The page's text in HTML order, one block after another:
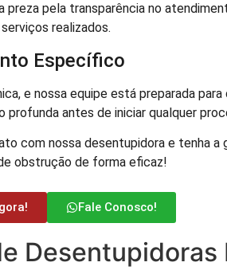
preza pela transparência no
realizados.
Específico
e nossa equipe está preparada
profunda antes de iniciar qualquer
com nossa desentupidora e tenha
obstrução de forma eficaz!
Fale Conosco!
Desentupidoras